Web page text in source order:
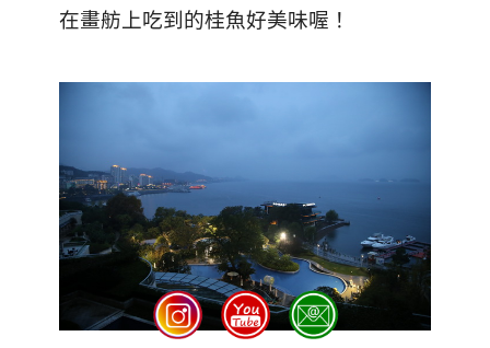
在畫舫上吃到的桂魚好美味喔！